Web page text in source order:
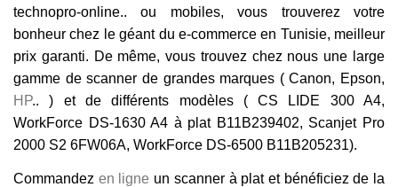
technopro-online.. ou mobiles, vous trouverez votre
bonheur chez le géant du e-commerce en Tunisie, meilleur
prix garanti. De même, vous trouvez chez nous une large
gamme de scanner de grandes marques ( Canon, Epson,
HP.. ) et de différents modèles ( CS LIDE 300 A4,
WorkForce DS-1630 A4 à plat B11B239402, Scanjet Pro
2000 S2 6FW06A, WorkForce DS-6500 B11B205231).
Commandez en ligne un scanner à plat et bénéficiez de la